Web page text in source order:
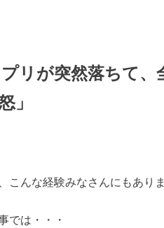
プリが突然落ちて
」
こんな経験みなさんにもあり
では・・・